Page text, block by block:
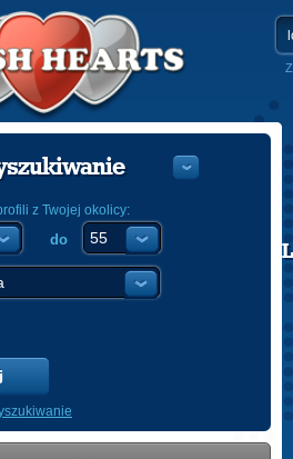
POLISH
z Twojej okolicy:
do